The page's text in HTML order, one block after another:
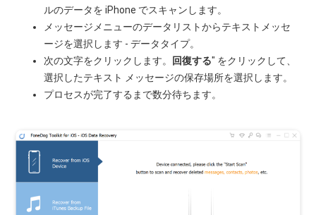
ルのデータを iPhone でスキャンします。
メッセージメニューのデータリストからテキストメッセ
ージを選択します - データタイプ。
次の文字をクリックします。
回復する" をクリックして、
選択したテキスト メッセージの保存場所を選択します。
プロセスが完了するまで数分待ちます。